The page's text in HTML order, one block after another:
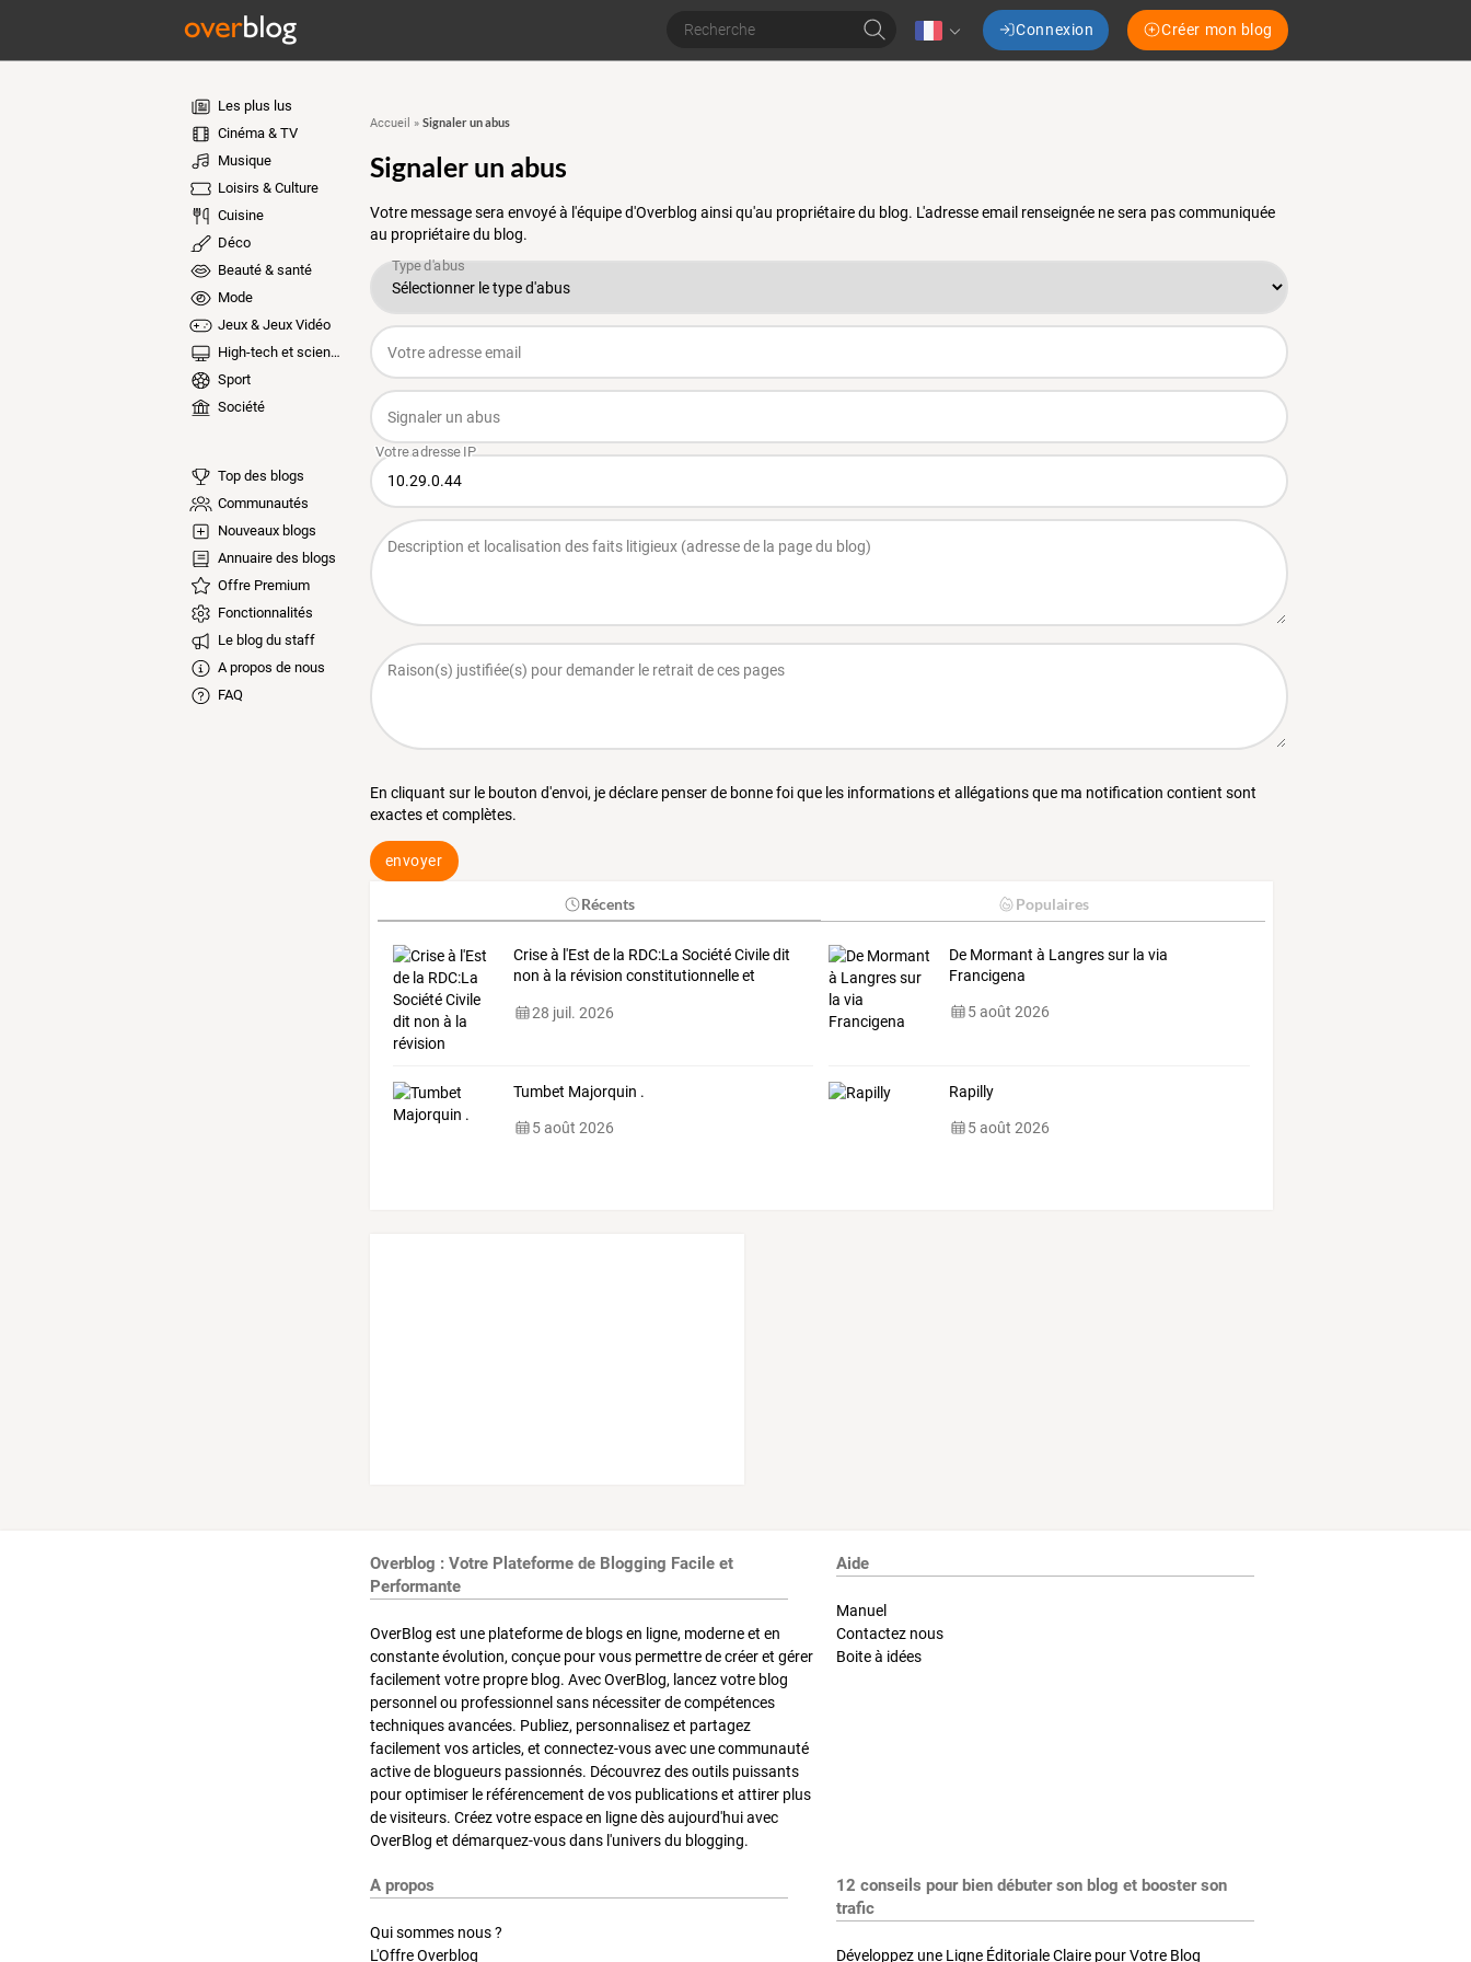
Connexion Créer mon blog
Les plus lus
Cinéma & TV
Musique
Loisirs & Culture
Cuisine
Déco
Beauté & santé
Mode
Jeux & Jeux Vidéo
High-tech et sciences
Sport
Société
Top des blogs
Communautés
Nouveaux blogs
Annuaire des blogs
Offre Premium
Fonctionnalités
Le blog du staff
A propos de nous
FAQ
Accueil » Signaler un abus
Signaler un abus
Votre message sera envoyé à l'équipe d'Overblog ainsi qu'au propriétaire du blog. L'adresse email renseignée ne sera pas communiquée
au propriétaire du blog.
En cliquant sur le bouton d'envoi, je déclare penser de bonne foi que les informations et allégations que ma notification contient sont
exactes et complètes.
envoyer
Récents Populaires
Criseà l'Est dela RDC:La SociétéCiviledit
non à la révision constitutionnelleet
28 juil. 2026
De Mormant à Langres sur la via
Francigena
5 août 2026
Tumbet Majorquin .
5 août 2026
Rapilly
5 août 2026
Overblog : Votre Plateforme de Blogging Facile et
Performante
OverBlog est une plateforme de blogs en ligne, moderne et en
constante évolution, conçue pour vous permettre de créer et gérer
facilement votre propre blog. Avec OverBlog, lancez votre blog
personnel ou professionnel sans nécessiter de compétences
techniques avancées. Publiez, personnalisez et partagez
facilement vos articles, et connectez-vous avec une communauté
active de blogueurs passionnés. Découvrez des outils puissants
pour optimiser le référencement de vos publications et attirer plus
de visiteurs. Créez votre espace en ligne dès aujourd'hui avec
OverBlog et démarquez-vous dans l'univers du blogging.
Aide
Manuel
Contactez nous
Boite à idées
A propos
Qui sommes nous ?
L'Offre Overblog
12 conseils pour bien débuter son blog et booster son
trafic
Développez une Ligne Éditoriale Claire pour Votre Blog